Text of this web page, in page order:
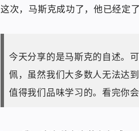
这次，马斯克成功了，他已经定
今天分享的是马斯克的自述。
佩，虽然我们大多数人无法达
值得我们品味学习的。看完你